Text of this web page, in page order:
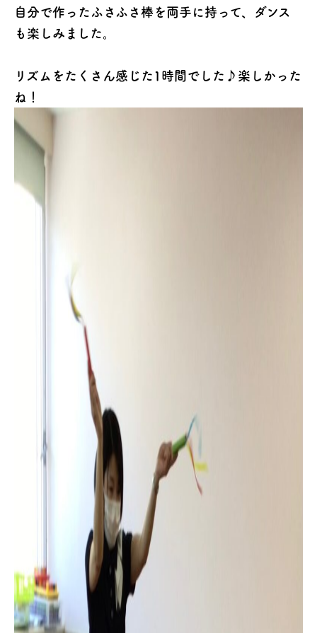
自分で作ったふさふさ棒を両手に持って、ダンス
も楽しみました。
リズムをたくさん感じた1時間でした♪楽しかった
ね！